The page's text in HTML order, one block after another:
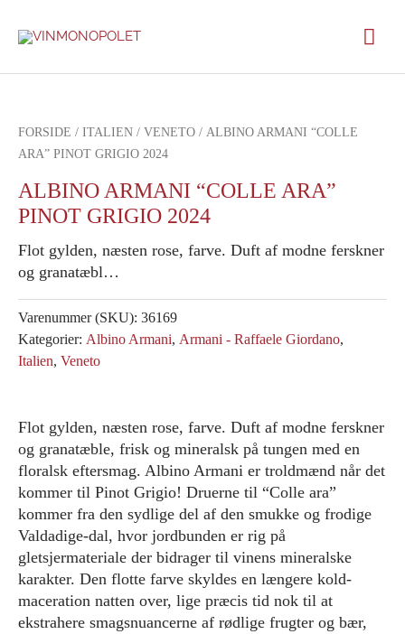
FORSIDE / ITALIEN / VENETO / ALBINO ARMANI “COLLE
ARA” PINOT GRIGIO 2024
ALBINO ARMANI “COLLE ARA”
PINOT GRIGIO 2024
Flot gylden, næsten rose, farve. Duft af modne ferskner
og granatæbl…
Varenummer (SKU): 36169
Kategorier: Albino Armani, Armani - Raffaele Giordano,
Italien, Veneto
Flot gylden, næsten rose, farve. Duft af modne ferskner
og granatæble, frisk og mineralsk på tungen med en
floralsk eftersmag. Albino Armani er troldmænd når det
kommer til Pinot Grigio! Druerne til “Colle ara”
kommer fra den sydlige del af den smukke og frodige
Valdadige-dal, hvor jordbunden er rig på
gletsjermateriale der bidrager til vinens mineralske
karakter. Den flotte farve skyldes en længere kold-
maceration natten over, lige præcis tid nok til at
ekstrahere smagsnuancerne af rødlige frugter og bær,